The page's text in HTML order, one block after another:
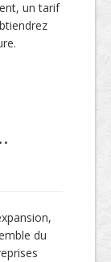
un tarif
du